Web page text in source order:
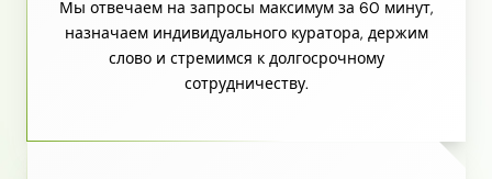
Мы отвечаем на запросы максимум за 60 минут,
назначаем индивидуального куратора, держим
слово и стремимся к долгосрочному
сотрудничеству.